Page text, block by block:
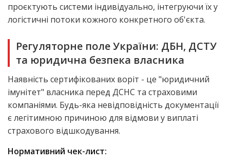
проєктують системи індивідуально, інтегруючи їх у
логістичні потоки кожного конкретного об'єкта.
Регуляторне поле України: ДБН, ДСТУ
та юридична безпека власника
Наявність сертифікованих воріт - це "юридичний
імунітет" власника перед ДСНС та страховими
компаніями. Будь-яка невідповідність документації
є легітимною причиною для відмови у виплаті
страхового відшкодування.
Нормативний чек-лист: